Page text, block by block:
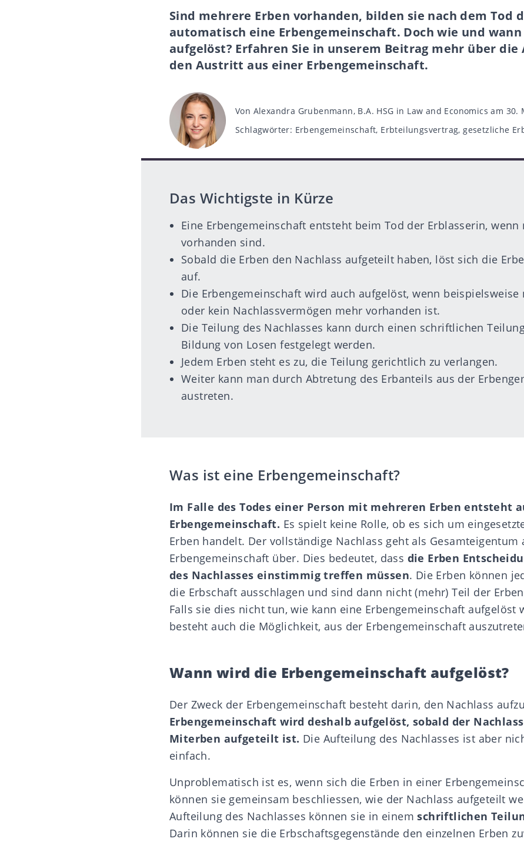
Sind mehrere Erben vorhanden, bilden sie nach dem Tod
automatisch eine Erbengemeinschaft. Doch wie und
aufgelöst? Erfahren Sie in unserem Beitrag mehr über die
den Austritt aus einer Erbengemeinschaft.
Beitragsautor
Von Alexandra Grubenmann, B.A. HSG in Law and Economics am 30.
Schlagwörter
Schlagwörter: Erbengemeinschaft, Erbteilungsvertrag,gesetzliche
Das Wichtigste in Kürze
Eine Erbengemeinschaft entsteht beim Tod der Erblasserin, wenn
vorhanden sind.
Sobald die Erben den Nachlass aufgeteilt haben, löst sich die
auf.
Die Erbengemeinschaft wird auch aufgelöst, wenn beispielsweise
oder kein Nachlassvermögen mehr vorhanden ist.
Die Teilung des Nachlasses kann durch einen schriftlichen
Bildung von Losen festgelegt werden.
Jedem Erben steht es zu, die Teilung gerichtlich zu verlangen.
Weiter kann man durch Abtretung des Erbanteils aus der
austreten.
Was ist eine Erbengemeinschaft?
Im Falle des Todes einer Person mit mehreren Erben entsteht
Erbengemeinschaft. Es spielt keine Rolle, ob es sich um
Erben handelt. Der vollständige Nachlass geht als Gesamteigentum
Erbengemeinschaft über. Dies bedeutet, dass die Erben
des Nachlasses einstimmig treffen müssen. Die Erben können
die Erbschaft ausschlagen und sind dann nicht (mehr) Teil der
Falls sie dies nicht tun, wie kann eine Erbengemeinschaft aufgelöst
besteht auch die Möglichkeit, aus der Erbengemeinschaft
Wann wird die Erbengemeinschaft aufgelöst?
Der Zweck der Erbengemeinschaft besteht darin, den Nachlass
Erbengemeinschaft wird deshalb aufgelöst, sobald der
Miterben aufgeteilt ist. Die Aufteilung des Nachlasses ist aber
einfach.
Unproblematisch ist es, wenn sich die Erben in einer
können sie gemeinsam beschliessen, wie der Nachlass aufgeteilt
Aufteilung des Nachlasses können sie in einemschriftlichen
Darin können sie die Erbschaftsgegenstände den einzelnen Erben